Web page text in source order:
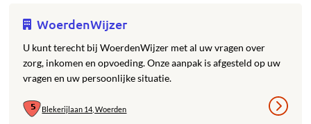
WoerdenWijzer
U kunt terecht bij WoerdenWijzer met al uw vragen over
zorg, inkomen en opvoeding. Onze aanpak is afgesteld op uw
vragen en uw persoonlijke situatie.
Blekerijlaan 14, Woerden